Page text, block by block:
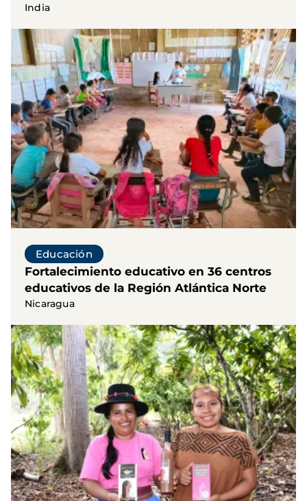
India
Educación
Fortalecimiento educativo en 36 centros
educativos de la Región Atlántica Norte
Nicaragua